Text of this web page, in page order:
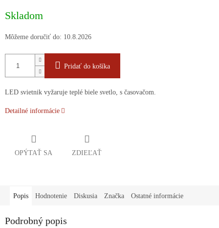
cena:
Skladom
Môžeme doručiť do: 10.8.2026
Pridať do košíka
LED svietnik vyžaruje teplé biele svetlo, s časovačom.
Detailné informácie
OPÝTAŤ SA ZDIEĽAŤ
Popis Hodnotenie Diskusia Značka Ostatné informácie
Podrobný popis